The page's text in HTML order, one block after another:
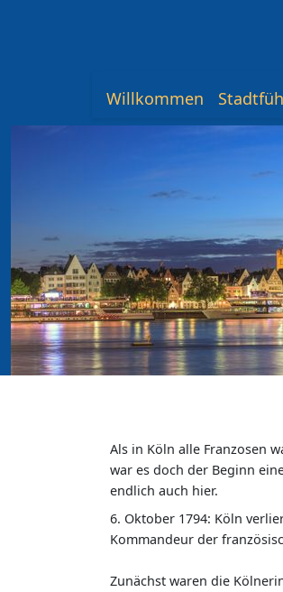
Willkommen
Als in Köln alle Franzosen
war es doch der Beginn
endlich auch hier.
6. Oktober 1794: Köln
Kommandeur der
Zunächst waren die